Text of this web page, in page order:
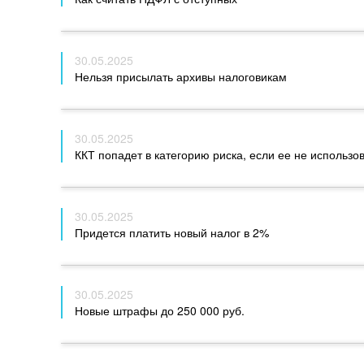
30.05.2025
Нельзя присылать архивы налоговикам
30.05.2025
ККТ попадет в категорию риска, если ее не
30.05.2025
Придется платить новый налог в 2%
30.05.2025
Новые штрафы до 250 000 руб.